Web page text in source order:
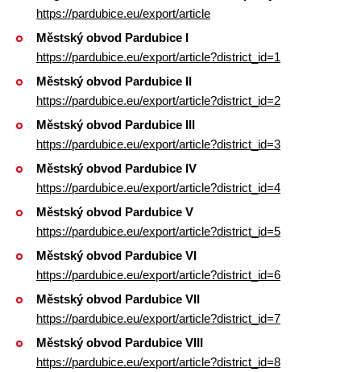
https://pardubice.eu/export/article
Městský obvod Pardubice I
https://pardubice.eu/export/article?district_id=1
Městský obvod Pardubice II
https://pardubice.eu/export/article?district_id=2
Městský obvod Pardubice III
https://pardubice.eu/export/article?district_id=3
Městský obvod Pardubice IV
https://pardubice.eu/export/article?district_id=4
Městský obvod Pardubice V
https://pardubice.eu/export/article?district_id=5
Městský obvod Pardubice VI
https://pardubice.eu/export/article?district_id=6
Městský obvod Pardubice VII
https://pardubice.eu/export/article?district_id=7
Městský obvod Pardubice VIII
https://pardubice.eu/export/article?district_id=8